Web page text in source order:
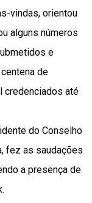
vindas, orientou
alguns números
e
de
credenciados até
do Conselho
fez as saudações
a presença de